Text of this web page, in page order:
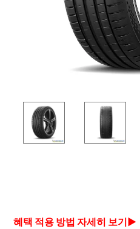
혜택 적용 방법 자세히 보기▶